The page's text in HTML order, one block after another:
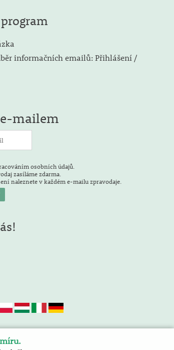
informačních emailů: Přihlášení /
mailem
osobních údajů.
zasíláme zdarma.
naleznete v každém e-mailu zpravodaje.